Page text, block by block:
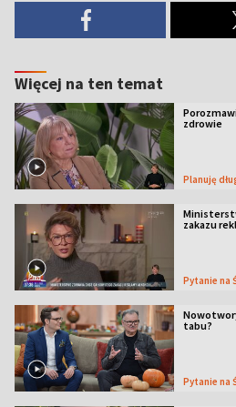
Więcej na ten temat
zdrowie
Planuję
zakazu
Pytanie na
tabu?
Pytanie na